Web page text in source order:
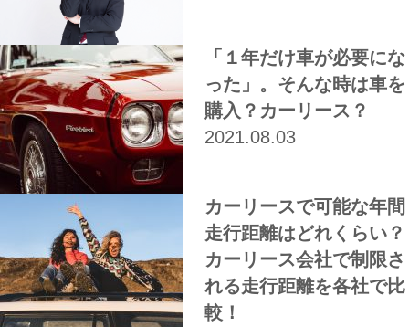
「１年だけ車が必要にな
った」。そんな時は車を
購入？カーリース？
2021.08.03
カーリースで可能な年間
走行距離はどれくらい？
カーリース会社で制限さ
れる走行距離を各社で比
較！